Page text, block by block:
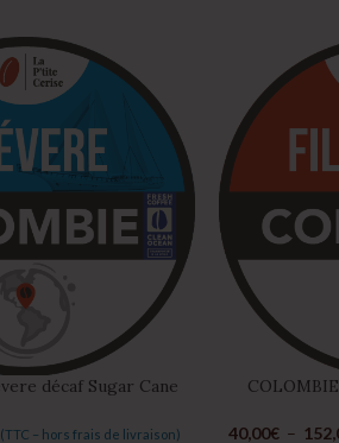
décaf Sugar Cane
(TTC – hors frais de livraison) 40,00€ –